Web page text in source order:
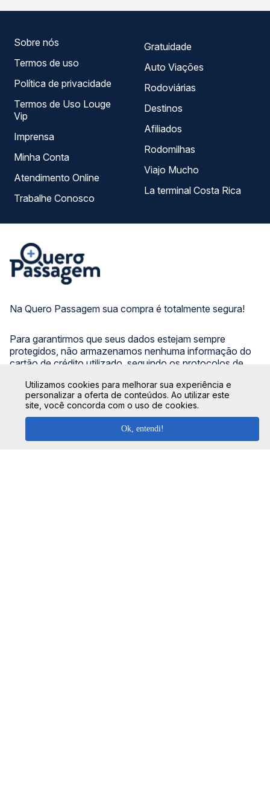
Na Quero Passagem sua compra é totalmente segura!
Para garantirmos que seus dados estejam sempre
protegidos, não armazenamos nenhuma informação do
cartão de crédito utilizado, seguindo os protocolos de
bancárias do Brasil.
Sobre nós
Termos de uso
Política de privacidade
Termos de Uso Louge
Vip
Imprensa
Minha Conta
Atendimento Online
Trabalhe Conosco
Gratuidade
Auto Viações
Rodoviárias
Destinos
Afiliados
Rodomilhas
Viajo Mucho
La terminal Costa Rica
CONHEÇA O GRUPO QP:
Utilizamos cookies para melhorar sua experiência e
personalizar a oferta de conteúdos. Ao utilizar este
site, você concorda com o uso de cookies.
Ok, entendi!